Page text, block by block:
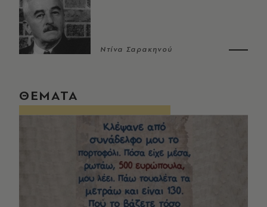
Ντίνα Σαρακηνού
ΘΕΜΑΤΑ